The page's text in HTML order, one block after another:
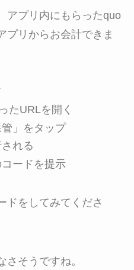
アプリ内にもらったquo
プリからお会計できま
たURLを開く
」をタップ
れる
ードを提示
ドをしてみてくださ
そうですね。